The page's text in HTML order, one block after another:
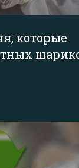
которые